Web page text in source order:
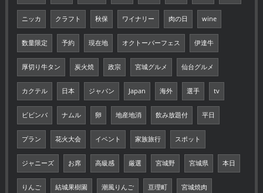
ニッカ クラフト 秋保 ワイナリー 肉の日 wine
数量限定 予約 現在地 オクトーバーフェス 伊達牛
厚切り牛タン 炭火焼 政宗 宮城グルメ 仙台グルメ
カクテル 日本 ジャパン Japan 海外 選手 tv
ビビンバ ナムル 卵 地産地消 飲み放題付 平日
プラン 花火大会 イベント 家族旅行 スポット
ジャニーズ お席 高級感 厳選 宮城野 宮城県 本日
りんご 結城果樹園 潮風りんご 亘理町 宮城焼肉